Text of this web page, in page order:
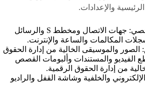
والإعدادات.
المحتوى الشخصي: جهات الاتصال ومخطط S والرسائل
المكالمات والساعة والإنترنت.
الصور والموسيقى الخالية من إدارة الحقوق
الفيديو والمستندات وألبومات القصص
من إدارة الحقوق الرقمية.
الإلكتروني والخلفية وشاشة القفل والراديو